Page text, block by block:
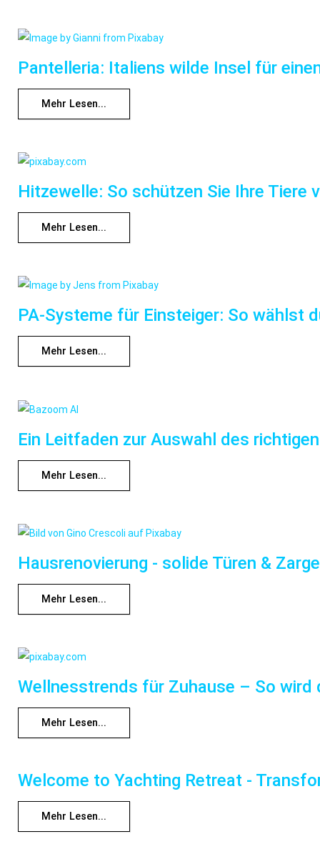
Pantelleria: Italiens wilde Insel für
Mehr Lesen...
Hitzewelle: So schützen Sie Ihre Tiere
Mehr Lesen...
PA-Systeme für Einsteiger: So wählst
Mehr Lesen...
Ein Leitfaden zur Auswahl des
Mehr Lesen...
Hausrenovierung - solide Türen &
Mehr Lesen...
Wellnesstrends für Zuhause – So wird
Mehr Lesen...
Welcome to Yachting Retreat -
Mehr Lesen...